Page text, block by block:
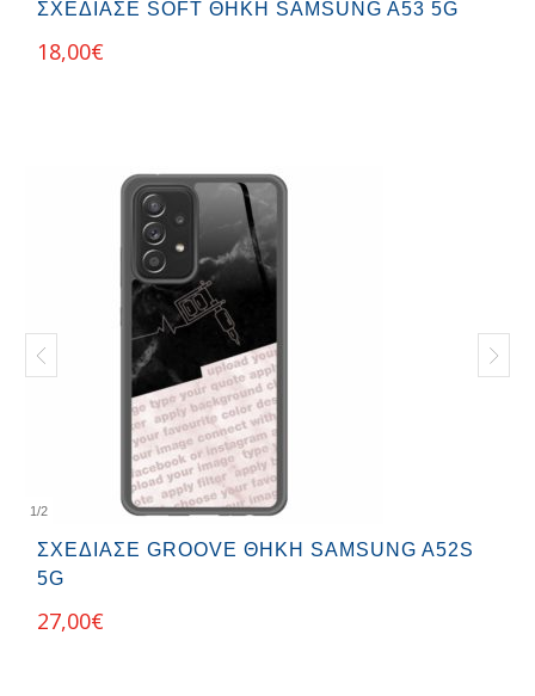
ΣΧΕΔΊΑΣΕ SOFT ΘΉΚΗ SAMSUNG A53 5G
18,00€
1/2
ΣΧΕΔΊΑΣΕ GROOVE ΘΉΚΗ SAMSUNG A52S
5G
27,00€